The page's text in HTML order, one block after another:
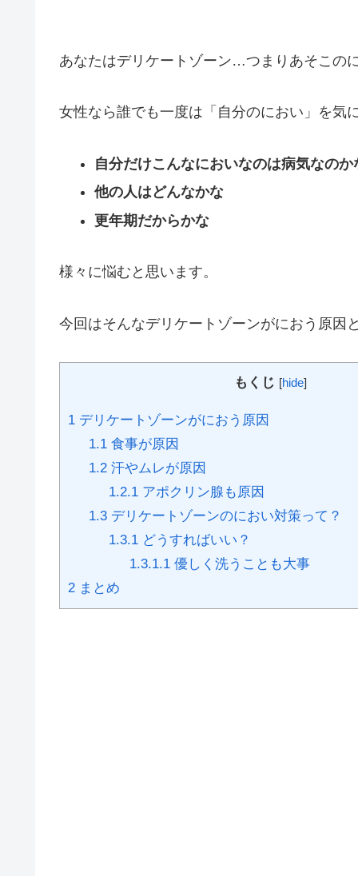
あなたはデリケートゾーン…つまりあそこの
女性なら誰でも一度は「自分のにおい」を気
自分だけこんなにおいなのは病気なのか
他の人はどんなかな
更年期だからかな
様々に悩むと思います。
今回はそんなデリケートゾーンがにおう原因
もくじ [hide]
1 デリケートゾーンがにおう原因
1.1食事が原因
1.2汗やムレが原因
1.2.1 アポクリン腺も原因
1.3デリケートゾーンのにおい対策って？
1.3.1 どうすればいい？
1.3.1.1優しく洗うことも大事
2 まとめ